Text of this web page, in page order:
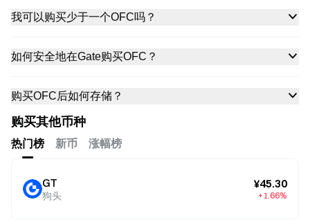
我可以购买少于一个OFC吗？
如何安全地在Gate购买OFC？
购买OFC后如何存储？
购买其他币种
热门榜 新币 涨幅榜
GT
狗头
¥45.30
+1.66%